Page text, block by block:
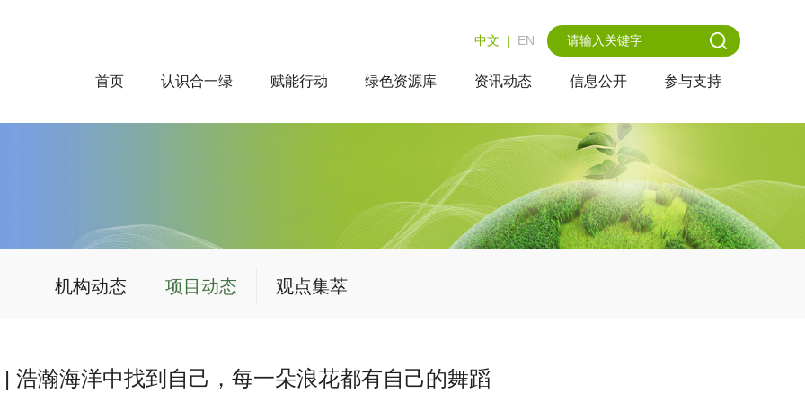
中文 | EN
首页 认识合一绿 赋能行动 绿色资源库 资讯动态 信息公开 参与支持
机构动态 项目动态 观点集萃
浩瀚海洋中找到自己，每一朵浪花都有自己的舞蹈